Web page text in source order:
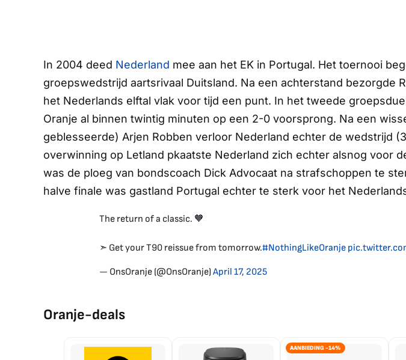
In 2004 deed Nederland mee aan het EK in Portugal. Het toernooi
groepswedstrijd aartsrivaal Duitsland. Na een achterstand bezorgde
het Nederlands elftal vlak voor tijd een punt. In het tweede
Oranje al binnen twintig minuten op een 2-0 voorsprong. Na een
geblesseerde) Arjen Robben verloor Nederland echter de wedstrijd
overwinning op Letland pkaatste Nederland zich echter alsnog voor
was de ploeg van bondscoach Dick Advocaat na strafschoppen te
halve finale was gastland Portugal echter te sterk voor het
The return of a classic. 🧡
➣ Get your T90 reissue from tomorrow.#NothingLikeOranje
— OnsOranje (@OnsOranje)April 17, 2025
Oranje-deals
AANBIEDING -14%